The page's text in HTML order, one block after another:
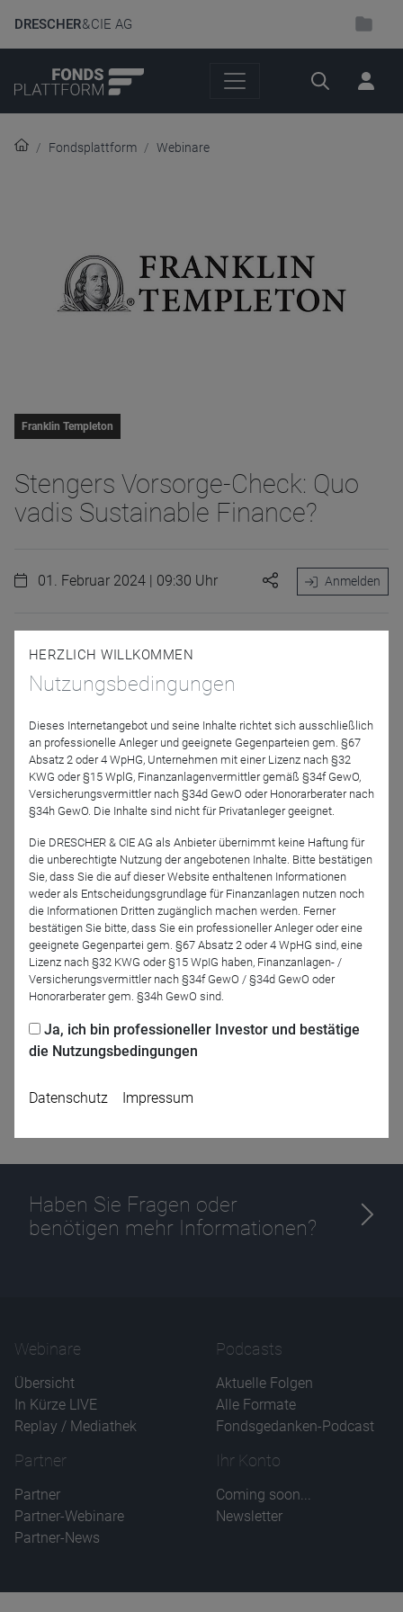
DRESCHER& CIE AG
Suche
Fondsplattform Webinare
Franklin Templeton
Stengers Vorsorge-Check: Quo
vadis Sustainable Finance?
01. Februar 2024 | 09:30 Uhr Anmelden
Wer liefert in puncto Nachhaltigkeit, wozu die EU-
Regulatorik und die Realwirtschaft (noch) nicht imstande
sind? Erfahren Sie von Roland Kölsch und Martin Stenger
mehr über den Stand der Dinge der
OffenlegungsVerordnung, Produktklassifizierungen und
weitere Themen. Wir freuen uns auf Ihre Teilnahme!
Jetzt für das Partner-Webinar anmelden
Zurück
Haben Sie Fragen oder
benötigen mehr Informationen?
Webinare
Übersicht
In Kürze LIVE
Replay / Mediathek
Podcasts
Aktuelle Folgen
Alle Formate
Fondsgedanken-Podcast
Partner
Partner
Partner-Webinare
Partner-News
Ihr Konto
Coming soon...
Newsletter
HERZLICH WILLKOMMEN
Nutzungsbedingungen
Dieses Internetangebot und seine Inhalte richtet sich ausschließlich
an professionelle Anleger und geeignete Gegenparteien gem. §67
Absatz 2 oder 4 WpHG, Unternehmen mit einer Lizenz nach §32
KWG oder §15 WplG, Finanzanlagenvermittler gemäß §34f GewO,
Versicherungsvermittler nach §34d GewO oder Honorarberater nach
§34h GewO. Die Inhalte sind nicht für Privatanleger geeignet.
Die DRESCHER & CIE AG als Anbieter übernimmt keine Haftung für
die unberechtigte Nutzung der angebotenen Inhalte. Bitte bestätigen
Sie, dass Sie die auf dieser Website enthaltenen Informationen
weder als Entscheidungsgrundlage für Finanzanlagen nutzen noch
die Informationen Dritten zugänglich machen werden. Ferner
bestätigen Sie bitte, dass Sie ein professioneller Anleger oder eine
geeignete Gegenpartei gem. §67 Absatz 2 oder 4 WpHG sind, eine
Lizenz nach §32 KWG oder §15 WpIG haben, Finanzanlagen- /
Versicherungsvermittler nach §34f GewO / §34d GewO oder
Honorarberater gem. §34h GewO sind.
Ja, ich bin professioneller Investor und bestätige
die Nutzungsbedingungen
Datenschutz Impressum